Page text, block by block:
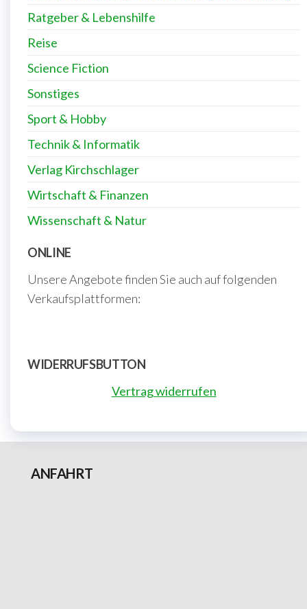
Ratgeber & Lebenshilfe
Reise
Science Fiction
Sonstiges
Sport & Hobby
Technik & Informatik
Verlag Kirchschlager
Wirtschaft & Finanzen
Wissenschaft & Natur
ONLINE
Unsere Angebote finden Sie auch auf folgenden
Verkaufsplattformen:
WIDERRUFSBUTTON
Vertrag widerrufen
ANFAHRT